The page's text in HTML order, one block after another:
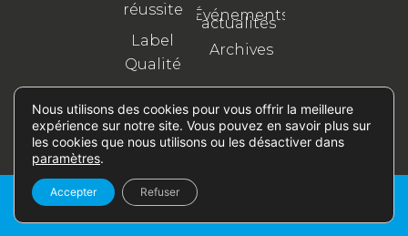
Événements
/ actualités
Archives
réussite
Label
Qualité
à nous
améliorer !
© Tous droits réservés INSTIC 2025 |
Nous utilisons des cookies pour vous offrir la meilleure
expérience sur notre site. Vous pouvez en savoir plus sur
les cookies que nous utilisons ou les désactiver dans
paramètres.
Accepter Refuser